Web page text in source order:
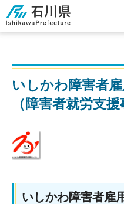
石川県
いしかわ障害者
（障害者就労支
いしかわ障害者雇